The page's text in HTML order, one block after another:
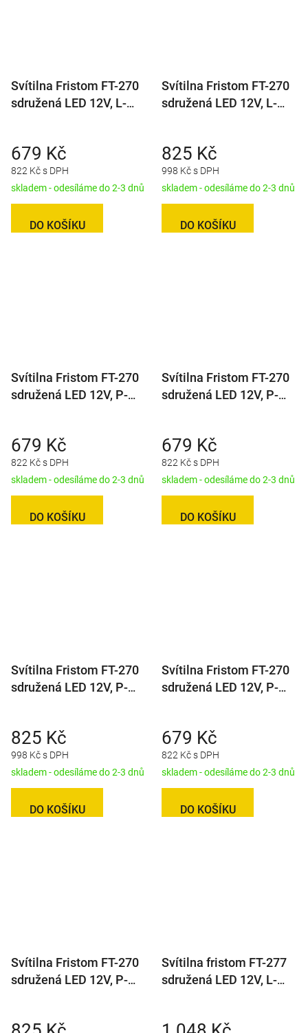
Svítilna Fristom FT-270
sdružená LED 12V, L-
822 Kč s DPH
679 Kč
skladem - odesíláme do 2-3 dnů
DO KOŠÍKU
Svítilna Fristom FT-270
sdružená LED 12V, L-
baj5
998 Kč s DPH
825 Kč
skladem - odesíláme do 2-3 dnů
DO KOŠÍKU
Svítilna Fristom FT-270
sdružená LED 12V, P-
822 Kč s DPH
679 Kč
skladem - odesíláme do 2-3 dnů
DO KOŠÍKU
Svítilna Fristom FT-270
sdružená LED 12V, P-
822 Kč s DPH
679 Kč
skladem - odesíláme do 2-3 dnů
DO KOŠÍKU
Svítilna Fristom FT-270
sdružená LED 12V, P-
baj5
998 Kč s DPH
825 Kč
skladem - odesíláme do 2-3 dnů
DO KOŠÍKU
Svítilna Fristom FT-270
sdružená LED 12V, P-
822 Kč s DPH
679 Kč
skladem - odesíláme do 2-3 dnů
DO KOŠÍKU
Svítilna Fristom FT-270
sdružená LED 12V, P-
Svítilna fristom FT-277
sdružená LED 12V, L-